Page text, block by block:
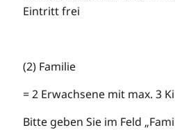
Eintritt frei
(2) Familie
= 2 Erwachsene mit max. 3
Bitte geben Sie im Feld